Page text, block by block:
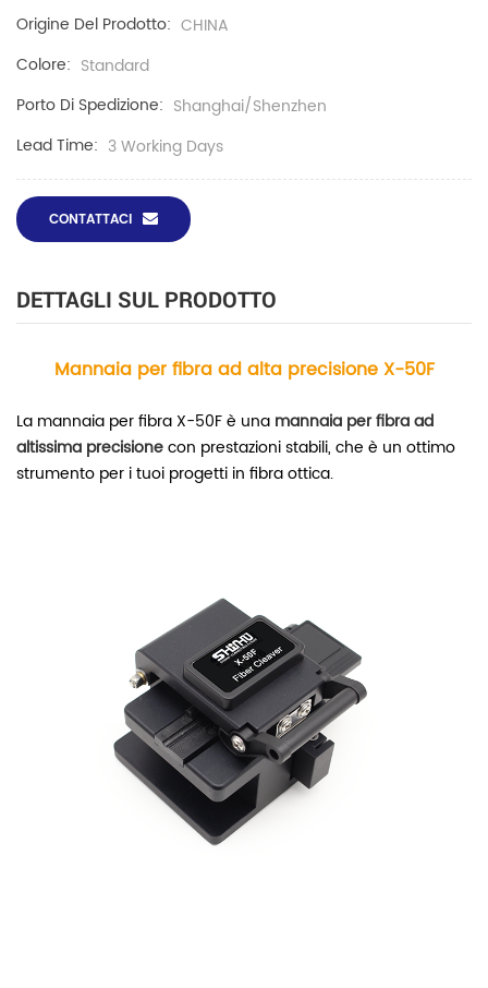
Origine Del Prodotto: CHINA
Colore: Standard
Porto Di Spedizione: Shanghai/Shenzhen
Lead Time: 3 Working Days
CONTATTACI
DETTAGLI SUL PRODOTTO
Mannaia per fibra ad alta precisione X-50F
La mannaia per fibra X-50F è una mannaia per fibra ad
altissima precisionecon prestazioni stabili, che è un ottimo
strumento per i tuoi progetti in fibra ottica.